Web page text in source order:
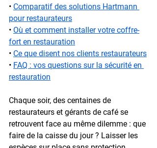
• Comparatif des solutions Hartmann
pour restaurateurs
• Où et comment installer votre coffre-
fort en restauration
• Ce que disent nos clients restaurateurs
• FAQ : vos questions sur la sécurité en
restauration
Chaque soir, des centaines de
restaurateurs et gérants de café se
retrouvent face au même dilemme : que
faire de la caisse du jour ? Laisser les